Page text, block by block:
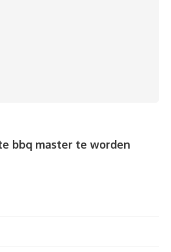
bbq master te worden